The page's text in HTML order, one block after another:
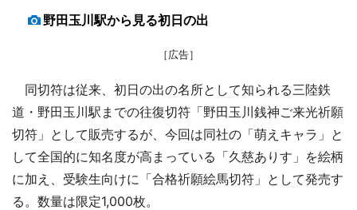
野田玉川駅から見る初日の出
［広告］
同切符は従来、初日の出の名所として知られる三陸鉄
道・野田玉川駅までの往復切符「野田玉川銭神ご来光祈願
切符」として販売するが、今回は同社の「萌えキャラ」と
して全国的に知名度が高まっている「久慈ありす」を絵柄
に加え、受験生向けに「合格祈願絵馬切符」として発売す
る。数量は限定1,000枚。